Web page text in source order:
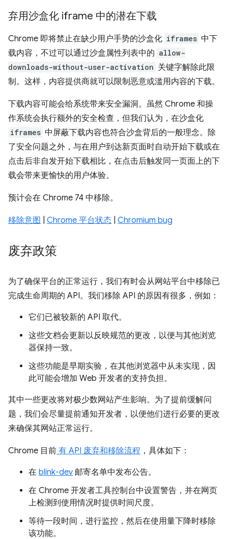
弃用沙盒化 iframe 中的潜在下载
Chrome 即将禁止在缺少用户手势的沙盒化 iframes 中下
载内容，不过可以通过沙盒属性列表中的 allow-
downloads-without-user-activation 关键字解除此限
制。这样，内容提供商就可以限制恶意或滥用内容的下载。
下载内容可能会给系统带来安全漏洞。虽然 Chrome 和操
作系统会执行额外的安全检查，但我们认为，在沙盒化
iframes 中屏蔽下载内容也符合沙盒背后的一般理念。除
了安全问题之外，与在用户到达新页面时自动开始下载或在
点击后非自发开始下载相比，在点击后触发同一页面上的下
载会带来更愉快的用户体验。
预计会在 Chrome 74 中移除。
移除意图 Chrome 平台状态 Chromium bug
废弃政策
为了确保平台的正常运行，我们有时会从网站平台中移除已
完成生命周期的 API。我们移除 API 的原因有很多，例如：
它们已被较新的 API 取代。
这些文档会更新以反映规范的更改，以便与其他浏览
器保持一致。
这些功能是早期实验，在其他浏览器中从未实现，因
此可能会增加 Web 开发者的支持负担。
其中一些更改将对极少数网站产生影响。为了提前缓解问
题，我们会尽量提前通知开发者，以便他们进行必要的更改
来确保其网站正常运行。
Chrome 目前 有 API 废弃和移除流程 ，具体如下：
在 blink-dev 邮寄名单中发布公告。
在 Chrome 开发者工具控制台中设置警告，并在网页
上检测到使用情况时提供时间尺度。
等待一段时间，进行监控，然后在使用量下降时移除
该功能。